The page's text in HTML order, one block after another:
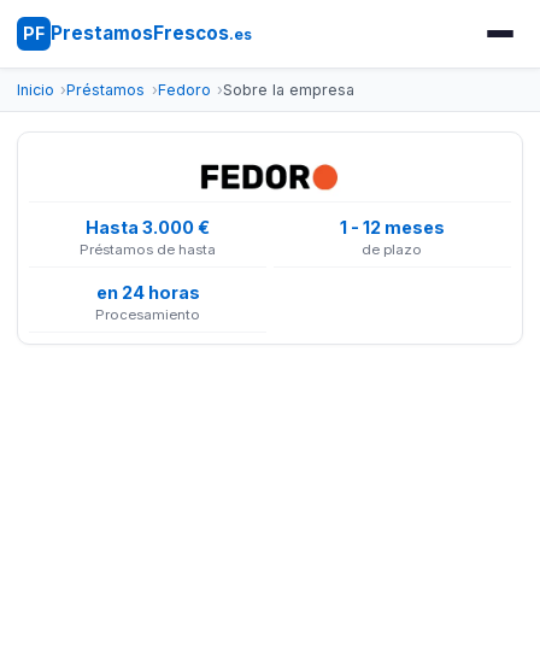
PF PrestamosFrescos.es
Inicio Préstamos Fedoro Sobre la empresa
Hasta 3.000 €
Préstamos de hasta
1 - 12 meses
de plazo
en 24 horas
Procesamiento